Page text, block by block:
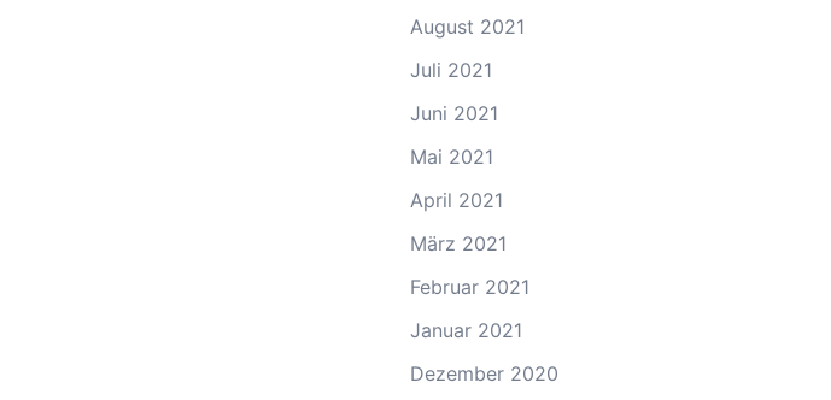
August 2021
Juli 2021
Juni 2021
Mai 2021
April 2021
März 2021
Februar 2021
Januar 2021
Dezember 2020